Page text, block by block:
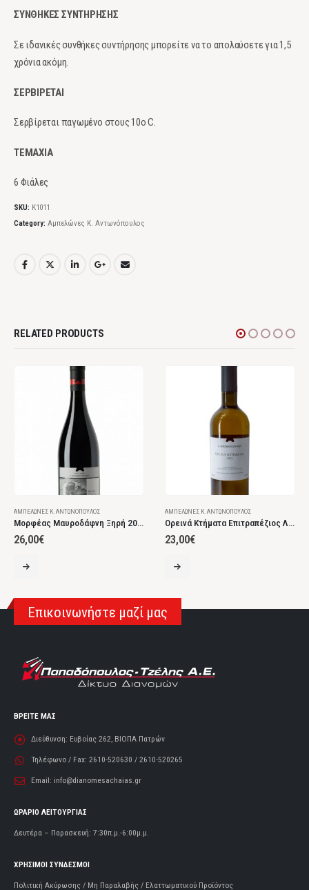
ΣΥΝΘΗΚΕΣ ΣΥΝΤΗΡΗΣΗΣ
Σε ιδανικές συνθήκες συντήρησης μπορείτε να το απολαύσετε για 1,5
χρόνια ακόμη.
ΣΕΡΒΙΡΕΤΑΙ
Σερβίρεται παγωμένο στους 10ο C.
ΤΕΜΑΧΙΑ
6 Φιάλες
SKU: Κ1011
Category: Αμπελώνες Κ. Αντωνόπουλος
RELATED PRODUCTS
ΑΜΠΕΛΏΝΕΣ Κ. ΑΝΤΩΝΌΠΟΥΛΟΣ
Μορφέας Μαυροδάφνη Ξηρή 2017
26,00€
ΑΜΠΕΛΏΝΕΣ Κ. ΑΝΤΩΝΌΠΟΥΛΟΣ
Ορεινά Κτήματα Επιτραπέζιος Λευκός Ξηρός
23,00€
Επικοινωνήστε μαζί μας
ΒΡΕΙΤΕ ΜΑΣ
Διεύθυνση: Ευβοίας 262, ΒΙΟΠΑ Πατρών
Τηλέφωνο / Fax: 2610-520630 / 2610-520265
Email: info@dianomesachaias.gr
ΩΡΑΡΙΟ ΛΕΙΤΟΥΡΓΙΑΣ
Δευτέρα – Παρασκευή: 7:30π.μ.-6:00μ.μ.
ΧΡΗΣΙΜΟΙ ΣΥΝΔΕΣΜΟΙ
Πολιτική Ακύρωσης / Μη Παραλαβής / Ελαττωματικού Προϊόντος